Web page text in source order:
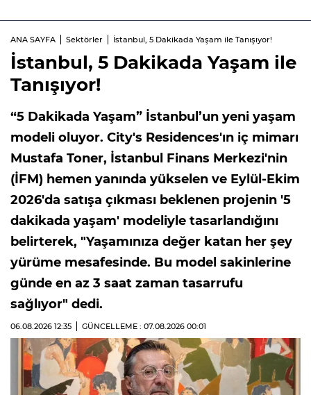
ANA SAYFA Sektörler İstanbul, 5 Dakikada Yaşam ile Tanışıyor!
İstanbul, 5 Dakikada Yaşam ile
Tanışıyor!
“5 Dakikada Yaşam” İstanbul’un yeni yaşam
modeli oluyor. City's Residences'ın iç mimarı
Mustafa Toner, İstanbul Finans Merkezi'nin
(İFM) hemen yanında yükselen ve Eylül-Ekim
2026'da satışa çıkması beklenen projenin '5
dakikada yaşam' modeliyle tasarlandığını
belirterek, "Yaşamınıza değer katan her şey
yürüme mesafesinde. Bu model sakinlerine
günde en az 3 saat zaman tasarrufu
sağlıyor" dedi.
06.08.2026 12:35 GÜNCELLEME : 07.08.2026 00:01